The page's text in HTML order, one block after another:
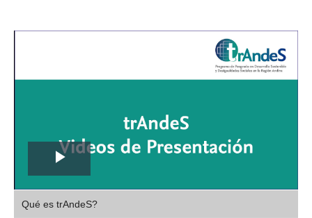
Play
Video
Qué es trAndeS?